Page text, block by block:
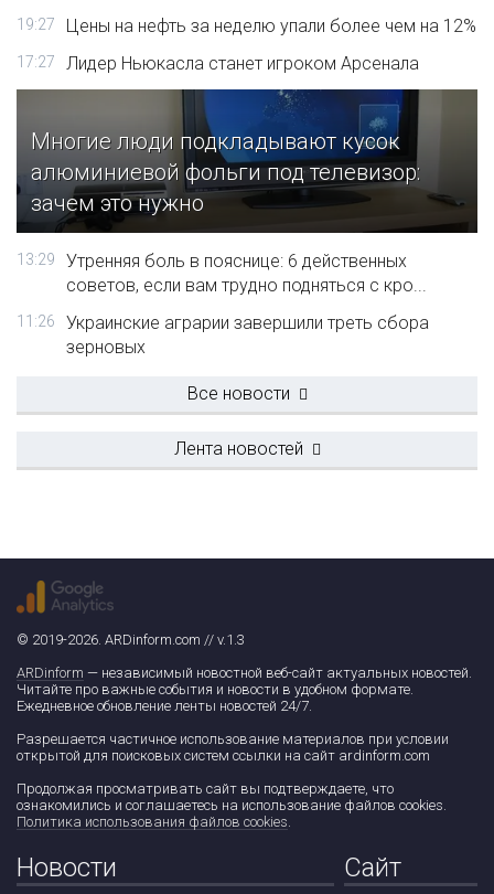
19:27 Цены на нефть за неделю упали более чем на 12%
17:27 Лидер Ньюкасла станет игроком Арсенала
Многие люди подкладывают кусок
алюминиевой фольги под телевизор:
зачем это нужно
13:29
Утренняя боль в пояснице: 6 действенных
советов, если вам трудно подняться с кро...
11:26
Украинские аграрии завершили треть сбора
зерновых
Все новости
Лента новостей
© 2019-2026. ARDinform.com // v.1.3
ARDinform — независимый новостной веб-сайт актуальных новостей.
Читайте про важные события и новости в удобном формате.
Ежедневное обновление ленты новостей 24/7.
Разрешается частичное использование материалов при условии
открытой для поисковых систем ссылки на сайт ardinform.com
Продолжая просматривать сайт вы подтверждаете, что
ознакомились и соглашаетесь на использование файлов cookies.
Политика использования файлов cookies.
Новости Сайт